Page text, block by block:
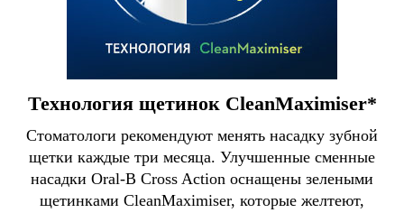
Технология щетинок CleanMaximiser*
Стоматологи рекомендуют менять насадку зубной
щетки каждые три месяца. Улучшенные сменные
насадки Oral-B Cross Action оснащены зелеными
щетинками CleanMaximiser, которые желтеют,